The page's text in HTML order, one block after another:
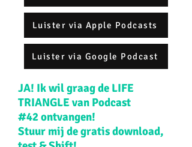
Luister via Apple Podcasts
Luister via Google Podcast
JA! Ik wil graag de LIFE
TRIANGLE van Podcast
#42 ontvangen!
Stuur mij de gratis download,